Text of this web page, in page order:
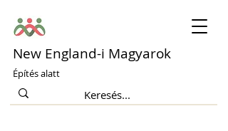
New England-i Magyarok
Építés alatt